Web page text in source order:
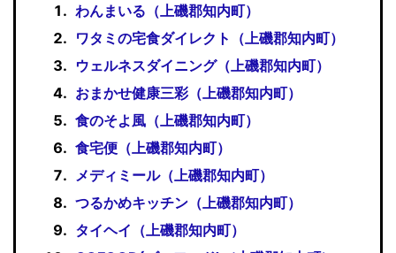
わんまいる（上磯郡知内町）
ワタミの宅食ダイレクト（上磯郡知内町）
ウェルネスダイニング（上磯郡知内町）
おまかせ健康三彩（上磯郡知内町）
食のそよ風（上磯郡知内町）
食宅便（上磯郡知内町）
メディミール（上磯郡知内町）
つるかめキッチン（上磯郡知内町）
タイヘイ（上磯郡知内町）